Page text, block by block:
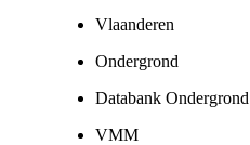
Vlaanderen
Ondergrond
Databank
VMM